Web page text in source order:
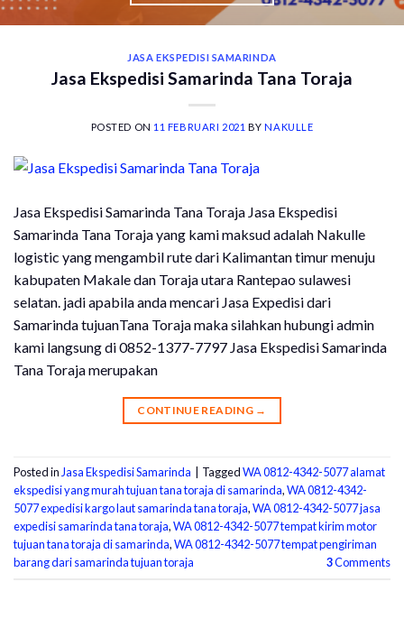
JASA EKSPEDISI SAMARINDA
Jasa Ekspedisi Samarinda Tana Toraja
POSTED ON 11 FEBRUARI 2021 BYNAKULLE
Jasa Ekspedisi Samarinda Tana Toraja Jasa Ekspedisi
Samarinda Tana Toraja yang kami maksud adalah Nakulle
logistic yang mengambil rute dari Kalimantan timur menuju
kabupaten Makale dan Toraja utara Rantepao sulawesi
selatan. jadi apabila anda mencari Jasa Expedisi dari
Samarinda tujuanTana Toraja maka silahkan hubungi admin
kami langsung di 0852-1377-7797 Jasa Ekspedisi Samarinda
Tana Toraja merupakan
CONTINUE READING →
Posted inJasa Ekspedisi Samarinda TaggedWA 0812-4342-5077 alamat
ekspedisi yang murah tujuan tana toraja di samarinda,WA 0812-4342-
5077 expedisi kargo laut samarinda tana toraja,WA 0812-4342-5077 jasa
expedisi samarinda tana toraja,WA 0812-4342-5077 tempat kirim motor
tujuan tana toraja di samarinda,WA 0812-4342-5077 tempat pengiriman
barang dari samarinda tujuan toraja
3Comments